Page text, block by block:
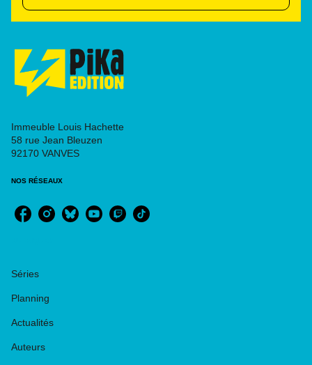
Immeuble Louis Hachette
58 rue Jean Bleuzen
92170 VANVES
NOS RÉSEAUX
Séries
Planning
Actualités
Auteurs